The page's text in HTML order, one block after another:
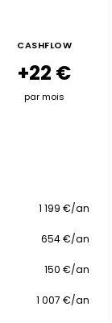
CASHFLOW
+22 €
par mois
1 199 €/an
654 €/an
150 €/an
1 007 €/an